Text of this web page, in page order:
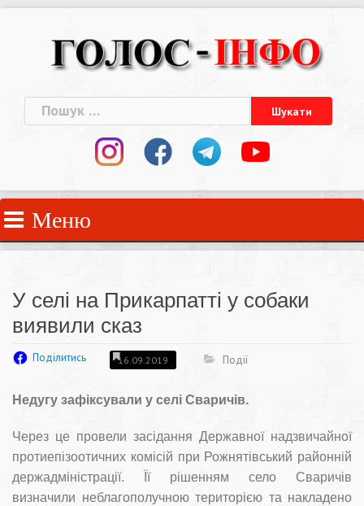
Пошук:
Меню
У селі на Прикарпатті у собаки
виявили сказ
Поділитись 16.09.2019 Події
Недугу зафіксували у селі Сваричів.
Через це провели засідання Державної надзвичайної
протиепізоотичних комісій при Рожнятівський районній
держадміністрації. Її рішенням село Сваричів
визначили неблагополучною територією та накладено